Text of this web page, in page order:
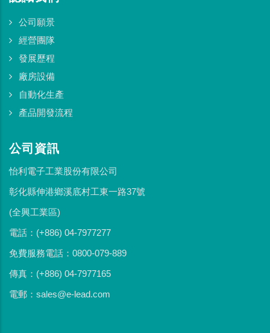
公司願景
經營團隊
發展歷程
廠房設備
自動化生產
產品開發流程
公司資訊
怡利電子工業股份有限公司
彰化縣伸港鄉溪底村工東一路37號
(全興工業區)
電話：(+886) 04-7977277
免費服務電話：0800-079-889
傳真：(+886) 04-7977165
電郵：sales@e-lead.com